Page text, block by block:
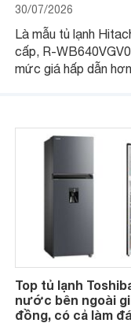
30/07/2026
Là mẫu tủ lạnh
cấp, R-
mức giá hấp dẫn
nhiều công nghệ.
Top tủ lạnh
nước bên ngoài
đồng, có cả làm